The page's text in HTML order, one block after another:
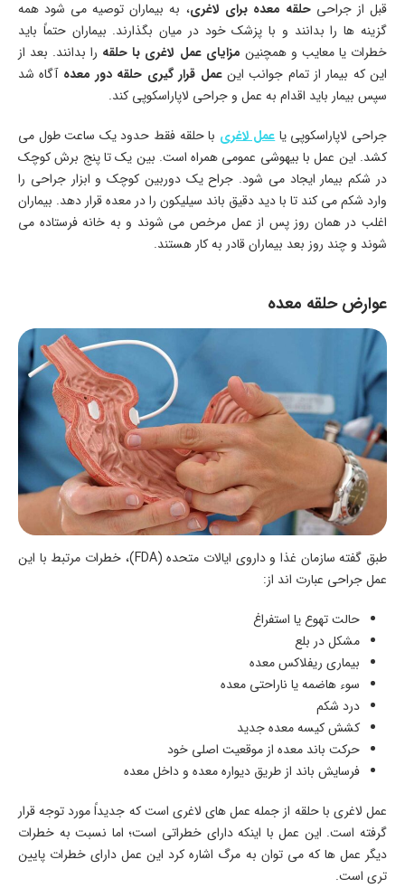
قبل از جراحیحلقه معده برای لاغری، به بیماران توصیه می شود همه
گزینه ها را بدانند و با پزشک خود در میان بگذارند. بیماران حتماً باید
خطرات یا معایب و همچنین مزایای عمل لاغری با حلقه را بدانند. بعد از
این که بیمار از تمام جوانب اینعمل قرار گیری حلقه دور معده آگاه شد
سپس بیمار باید اقدام به عمل و جراحی لاپاراسکوپی کند.
جراحی لاپاراسکوپی یاعمل لاغری با حلقه فقط حدود یک ساعت طول می
کشد. این عمل با بیهوشی عمومی همراه است. بین یک تا پنج برش کوچک
در شکم بیمار ایجاد می شود. جراح یک دوربین کوچک و ابزار جراحی را
وارد شکم می کند تا با دید دقیق باند سیلیکون را در معده قرار دهد. بیماران
اغلب در همان روز پس از عمل مرخص می شوند و به خانه فرستاده می
شوند و چند روز بعد بیماران قادر به کار هستند.
عوارض حلقه معده
طبق گفته سازمان غذا و داروی ایالات متحده (FDA)، خطرات مرتبط با این
عمل جراحی عبارت اند از:
حالت تهوع یا استفراغ
مشکل در بلع
بیماری ریفلاکس معده
سوء هاضمه یا ناراحتی معده
درد شکم
کشش کیسه معده جدید
حرکت باند معده از موقعیت اصلی خود
فرسایش باند از طریق دیواره معده و داخل معده
عمل لاغری با حلقه از جمله عمل های لاغری است که جدیداً مورد توجه قرار
گرفته است. این عمل با اینکه دارای خطراتی است؛ اما نسبت به خطرات
دیگر عمل ها که می توان به مرگ اشاره کرد این عمل دارای خطرات پایین
تری است.